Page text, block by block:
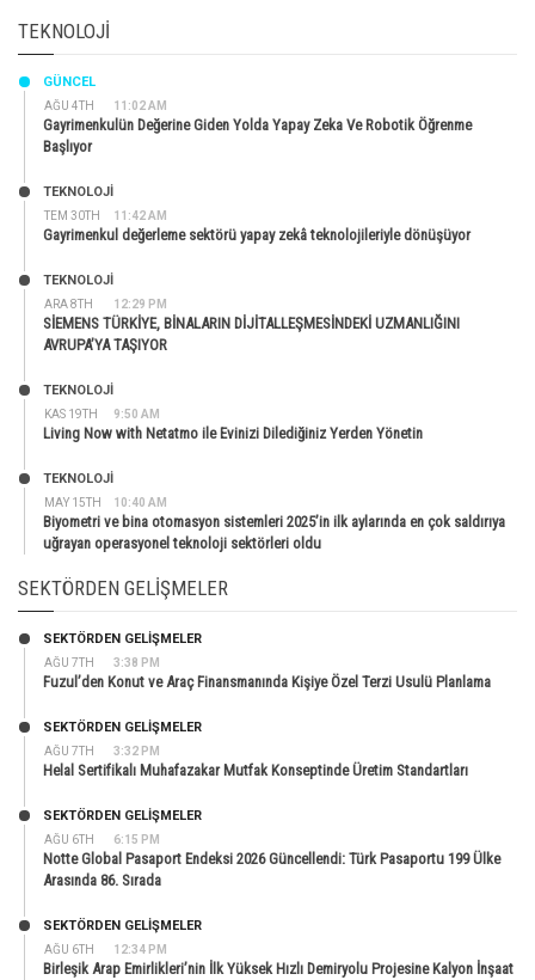
TEKNOLOJI
AĞU 4TH 11:02 AM
GÜNCEL
Gayrimenkulün Değerine Giden Yolda Yapay Zeka Ve Robotik Öğrenme
Başlıyor
TEM 30TH 11:42 AM
TEKNOLOJİ
Gayrimenkul değerleme sektörü yapay zekâ teknolojileriyle dönüşüyor
ARA 8TH 12:29 PM
TEKNOLOJİ
SİEMENS TÜRKİYE, BİNALARIN DİJİTALLEŞMESİNDEKİ UZMANLIĞINI
AVRUPA’YA TAŞIYOR
KAS 19TH 9:50 AM
TEKNOLOJİ
Living Now with Netatmo ile Evinizi Dilediğiniz Yerden Yönetin
MAY 15TH 10:40 AM
TEKNOLOJİ
Biyometri ve bina otomasyon sistemleri 2025’in ilk aylarında en çok saldırıya
uğrayan operasyonel teknoloji sektörleri oldu
SEKTÖRDEN GELIŞMELER
AĞU 7TH 3:38 PM
SEKTÖRDEN GELIŞMELER
Fuzul’den Konut ve Araç Finansmanında Kişiye Özel Terzi Usulü Planlama
AĞU 7TH 3:32 PM
SEKTÖRDEN GELIŞMELER
Helal Sertifikalı Muhafazakar Mutfak Konseptinde Üretim Standartları
AĞU 6TH 6:15 PM
SEKTÖRDEN GELIŞMELER
Notte Global Pasaport Endeksi 2026 Güncellendi: Türk Pasaportu 199 Ülke
Arasında 86. Sırada
AĞU 6TH 12:34 PM
SEKTÖRDEN GELIŞMELER
Birleşik Arap Emirlikleri’nin İlk Yüksek Hızlı Demiryolu Projesine Kalyon İnşaat